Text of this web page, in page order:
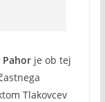
je ob tej
Tlakovcev